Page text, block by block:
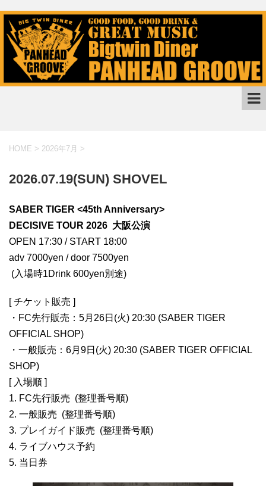
HOME > 2026年7月 >
2026.07.19(SUN) SHOVEL
SABER TIGER <45th Anniversary>
DECISIVE TOUR 2026 大阪公演
OPEN 17:30 / START 18:00
adv 7000yen / door 7500yen
(入場時1Drink 600yen別途)
[ チケット販売 ]
・FC先行販売：5月26日(火) 20:30 (SABER TIGER
OFFICIAL SHOP)
・一般販売：6月9日(火) 20:30 (SABER TIGER OFFICIAL
SHOP)
[ 入場順 ]
1. FC先行販売 (整理番号順)
2. 一般販売 (整理番号順)
3. プレイガイド販売 (整理番号順)
4. ライブハウス予約
5. 当日券